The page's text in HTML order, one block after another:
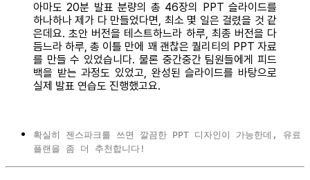
아마도 20분 발표 분량의 총 46장의 PPT 슬라이드를
하나하나 제가 다 만들었다면, 최소 몇 일은 걸렸을 것 같
은데요. 초안 버전을 테스트하느라 하루, 최종 버전을 다
듬느라 하루, 총 이틀 만에 꽤 괜찮은 퀄리티의 PPT 자료
를 만들 수 있었습니다. 물론 중간중간 팀원들에게 피드
백을 받는 과정도 있었고, 완성된 슬라이드를 바탕으로
실제 발표 연습도 진행했고요.
확실히 젠스파크를 쓰면 깔끔한 PPT 디자인이 가능한데, 유료
플랜을 좀 더 추천합니다!